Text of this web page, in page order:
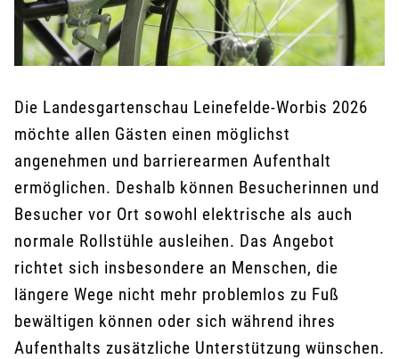
Die Landesgartenschau Leinefelde-Worbis 2026
möchte allen Gästen einen möglichst
angenehmen und barrierearmen Aufenthalt
ermöglichen. Deshalb können Besucherinnen und
Besucher vor Ort sowohl elektrische als auch
normale Rollstühle ausleihen. Das Angebot
richtet sich insbesondere an Menschen, die
längere Wege nicht mehr problemlos zu Fuß
bewältigen können oder sich während ihres
Aufenthalts zusätzliche Unterstützung wünschen.